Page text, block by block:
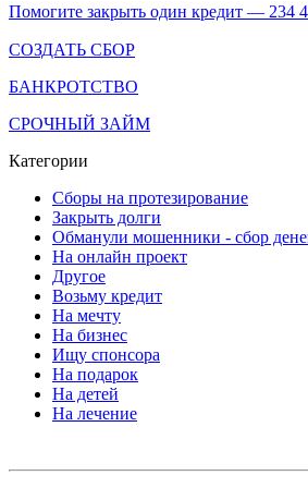
Помогите закрыть один кредит — 234
СОЗДАТЬ СБОР
БАНКРОТСТВО
СРОЧНЫЙ ЗАЙМ
Категории
Сборы на протезирование
Закрыть долги
Обманули мошенники - сбор
На онлайн проект
Другое
Возьму кредит
На мечту
На бизнес
Ищу спонсора
На подарок
На детей
На лечение